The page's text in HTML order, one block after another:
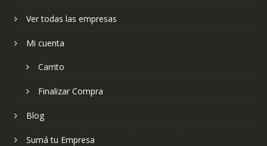
Ver todas las empresas
Mi cuenta
Carrito
Finalizar Compra
Blog
Sumá tu Empresa